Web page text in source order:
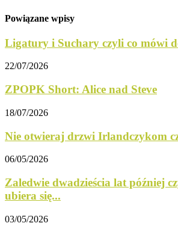
Powiązane wpisy
Ligatury i Suchary czyli co mówi
22/07/2026
ZPOPK Short: Alice nad Steve
18/07/2026
Nie otwieraj drzwi Irlandczykom
06/05/2026
Zaledwie dwadzieścia lat później
ubiera się...
03/05/2026